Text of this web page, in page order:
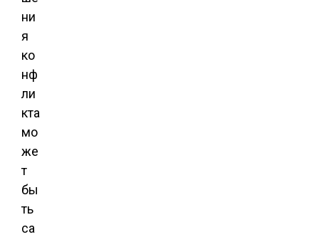
ни
я
ко
нф
ли
кта
мо
же
т
бы
ть
са